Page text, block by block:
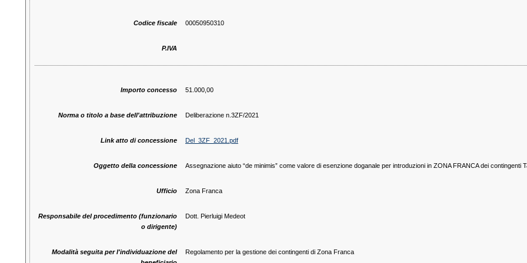
Codice fiscale 00050950310
P.IVA
Importo concesso 51.000,00
Norma o titolo a base dell'attribuzione Deliberazione n.3ZF/2021
Link atto di concessione Del_3ZF_2021.pdf
Oggetto della concessione Assegnazione aiuto “de minimis” come valore di esenzione doganale per introduzioni in ZONA FRANCA dei contingenti
Ufficio Zona Franca
Responsabile del procedimento (funzionario
o dirigente)
Dott. Pierluigi Medeot
Modalità seguita per l'individuazione del
Regolamento per la gestione dei contingenti di Zona Franca